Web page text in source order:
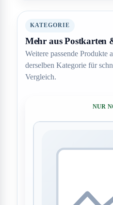
KATEGORIE
Mehr aus Postkarten
Weitere passende Produkte
derselben Kategorie für
Vergleich.
NUR